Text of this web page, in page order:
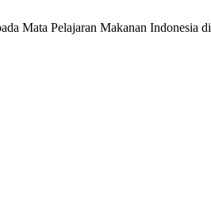
Mata Pelajaran Makanan